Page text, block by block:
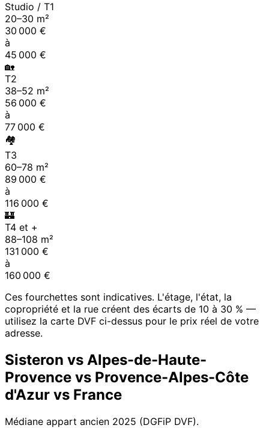
Studio / T1
20–30 m²
30 000 €
à
45 000 €
🏡
T2
38–52 m²
56 000 €
à
77 000 €
🏘
T3
60–78 m²
89 000 €
à
116 000 €
🏰
T4 et +
88–108 m²
131 000 €
à
160 000 €
Ces fourchettes sont indicatives. L'étage, l'état, la
copropriété et la rue créent des écarts de 10 à 30 % —
utilisez la carte DVF ci-dessus pour le prix réel de votre
adresse.
Sisteron vs Alpes-de-Haute-
Provence vs Provence-Alpes-Côte
d'Azur vs France
Médiane appart ancien 2025 (DGFiP DVF).